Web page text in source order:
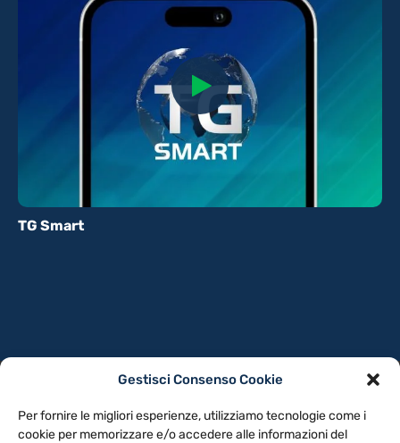
Gestisci Consenso Cookie
Per fornire le migliori esperienze, utilizziamo tecnologie come i
cookie per memorizzare e/o accedere alle informazioni del
TG Smart
NOTE LEGALI
CONTATTACI PREFERENZE